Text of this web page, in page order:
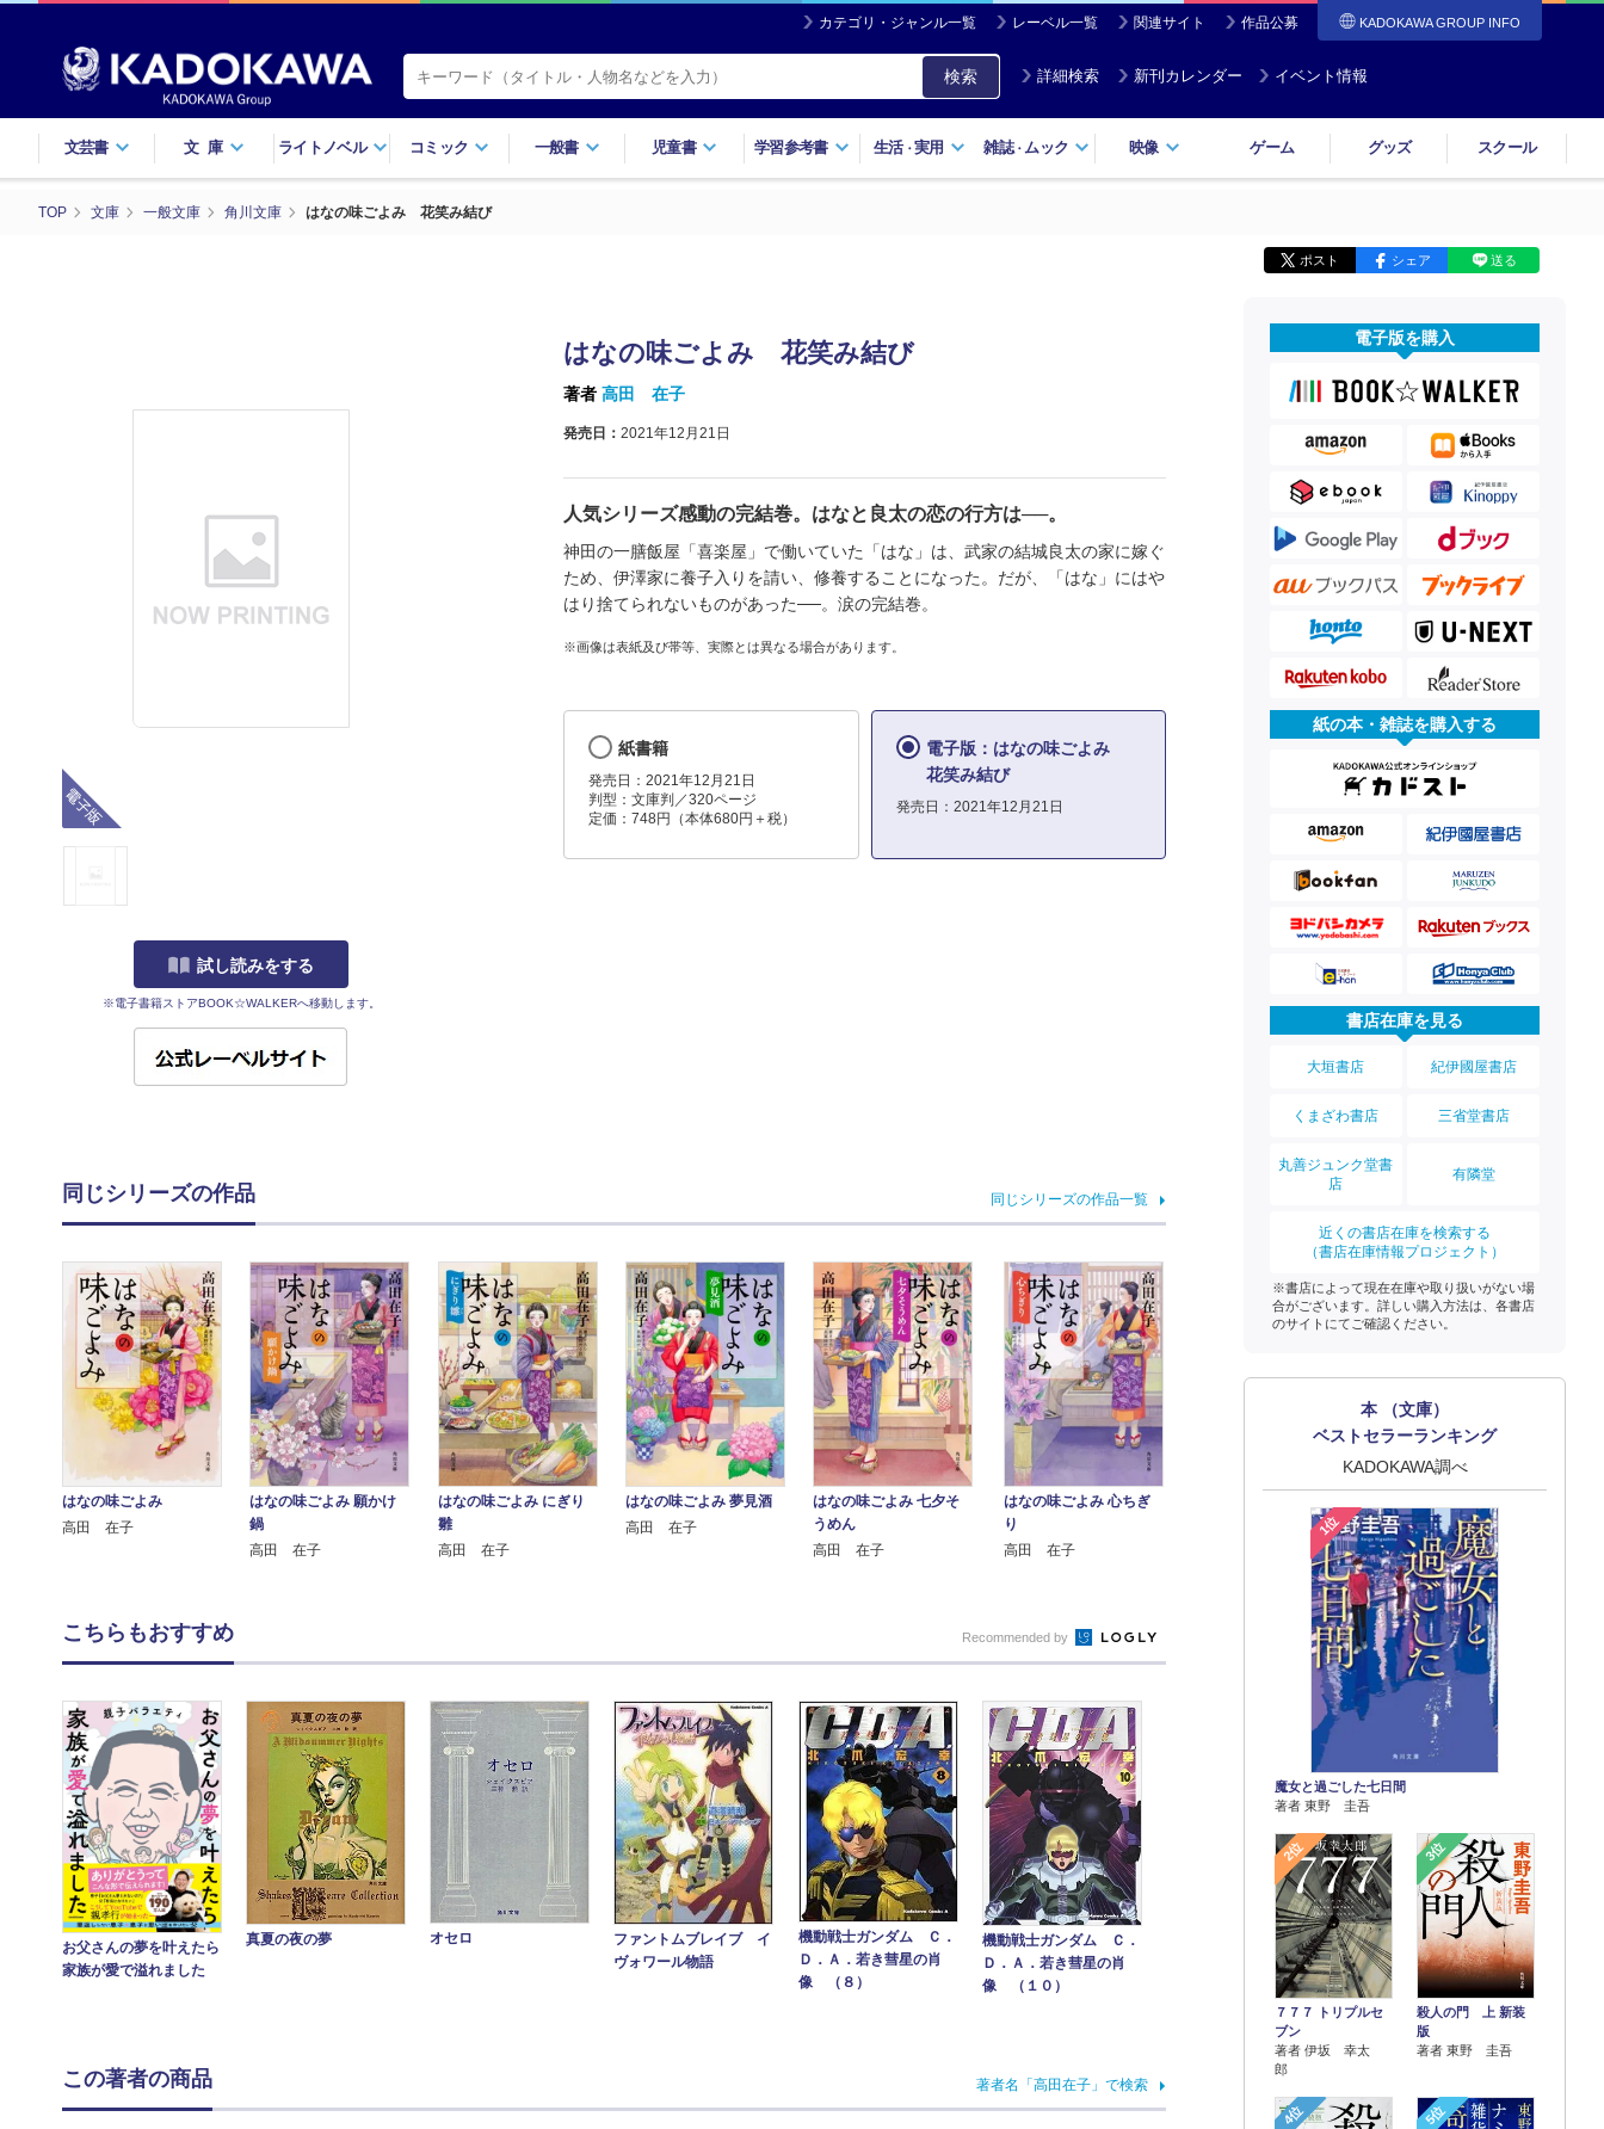
カテゴリ・ジャンル一覧 レーベル一覧 関連サイト 作品公募 KADOKAWA GROUP INFO
検索 詳細検索 新刊カレンダー イベント情報
文芸書 文庫 ライトノベル コミック 一般書 児童書 学習参考書 生活・実用 雑誌・ ムック 映像 ゲーム グッズ スクール
TOP 文庫 一般文庫 角川文庫 はなの味ごよみ 花笑み結び
ポスト シェア 送る
試し読みをする
※電子書籍ストアBOOK☆WALKERへ移動します。
はなの味ごよみ 花笑み結び
著者 高田 在子
発売日： 2021年12月21日
人気シリーズ感動の完結巻。はなと良太の恋の行方は──。
神田の一膳飯屋「喜楽屋」で働いていた「はな」は、武家の結城良太の家に嫁ぐ
ため、伊澤家に養子入りを請い、修養することになった。だが、「はな」にはや
はり捨てられないものがあった──。涙の完結巻。
※画像は表紙及び帯等、実際とは異なる場合があります。
紙書籍
発売日：2021年12月21日
判型：文庫判／320ページ
定価：748円（本体680円＋税）
電子版：はなの味ごよみ
花笑み結び
発売日：2021年12月21日
同じシリーズの作品 同じシリーズの作品一覧
はなの味ごよみ
高田 在子
はなの味ごよみ 願かけ
鍋
高田 在子
はなの味ごよみ にぎり
雛
高田 在子
はなの味ごよみ 夢見酒
高田 在子
はなの味ごよみ 七夕そ
うめん
高田 在子
はなの味ごよみ 心ちぎ
り
高田 在子
電子版を購入
紙の本・雑誌を購入する
書店在庫を見る
大垣書店 紀伊國屋書店
くまざわ書店 三省堂書店
丸善ジュンク堂書
店
有隣堂
近くの書店在庫を検索する
（書店在庫情報プロジェクト）
※書店によって現在在庫や取り扱いがない場
合がございます。詳しい購入方法は、各書店
のサイトにてご確認ください。
本 （文庫）
ベストセラーランキング
KADOKAWA調べ
1位
魔女と過ごした七日間
著者 東野 圭吾
2位
７７７ トリプルセ
ブン
著者 伊坂 幸太
郎
3位
殺人の門 上 新装
版
著者 東野 圭吾
4位 5位
こちらもおすすめ Recommended by
お父さんの夢を叶えたら
家族が愛で溢れました
真夏の夜の夢 オセロ
ファントムブレイブ イ
ヴォワール物語
機動戦士ガンダム Ｃ．
Ｄ．Ａ．若き彗星の肖
像 （８）
機動戦士ガンダム Ｃ．
Ｄ．Ａ．若き彗星の肖
像 （１０）
この著者の商品 著者名「高田在子」で検索